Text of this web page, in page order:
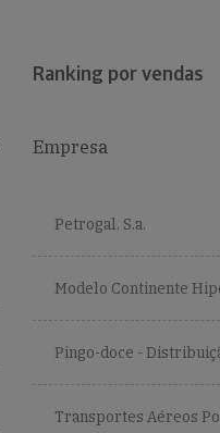
Ranking por vendas
Empresa
Petrogal, S.a.
Modelo Continente
Pingo-doce -
Transportes Aéreos